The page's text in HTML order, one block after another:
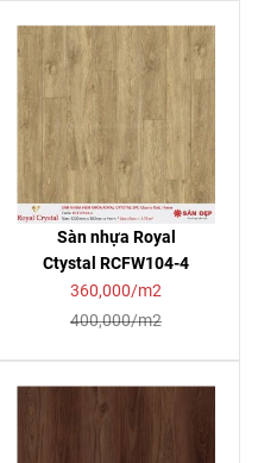
Sàn nhựa Royal
Ctystal RCFW104-4
360,000/m2
400,000/m2